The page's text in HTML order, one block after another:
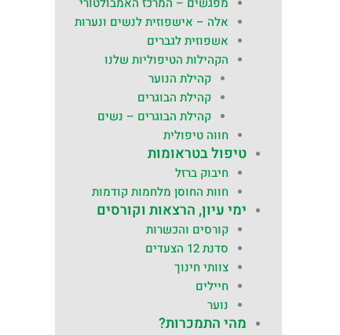
אלה – אישפוזית לנשים ונערות
אשפוזית לגברים
הקהילות הטיפוליות שלנו
קהילת הנוער
קהילת הבוגרים
קהילת הבוגרים – נשים
חווה טיפולית
טיפול בטראומות
חיבוק ברזל
חוות החוסן מלחמות קודמות
ימי עיון, הרצאות וקורסים
קורסים והכשרות
סדנת 12 הצעדים
צוותי חינוך
חיילים
נוער
מהי התמכרות?